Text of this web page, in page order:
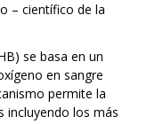
– científico de la
se basa en un
en sangre
permite la
incluyendo los más